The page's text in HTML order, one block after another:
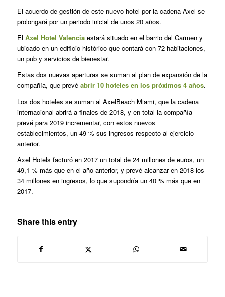
El acuerdo de gestión de este nuevo hotel por la cadena Axel se
prolongará por un periodo inicial de unos 20 años.
El Axel Hotel Valenciaestará situado en el barrio del Carmen y
ubicado en un edificio histórico que contará con 72 habitaciones,
un pub y servicios de bienestar.
Estas dos nuevas aperturas se suman al plan de expansión de la
compañía, que prevé abrir 10 hoteles en los próximos 4 años.
Los dos hoteles se suman al AxelBeach Miami, que la cadena
internacional abrirá a finales de 2018, y en total la compañía
prevé para 2019 incrementar, con estos nuevos
establecimientos, un 49 % sus ingresos respecto al ejercicio
anterior.
Axel Hotels facturó en 2017 un total de 24 millones de euros, un
49,1 % más que en el año anterior, y prevé alcanzar en 2018 los
34 millones en ingresos, lo que supondría un 40 % más que en
2017.
Share this entry